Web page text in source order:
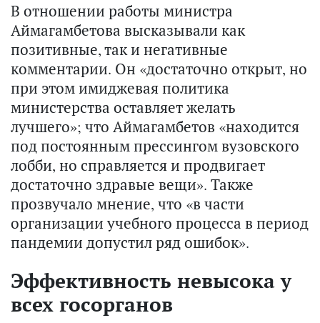
В отношении работы министра
Аймагамбетова высказывали как
позитивные, так и негативные
комментарии. Он «достаточно открыт, но
при этом имиджевая политика
министерства оставляет желать
лучшего»; что Аймагамбетов «находится
под постоянным прессингом вузовского
лобби, но справляется и продвигает
достаточно здравые вещи». Также
прозвучало мнение, что «в части
организации учебного процесса в период
пандемии допустил ряд ошибок».
Эффективность невысока у
всех госорганов